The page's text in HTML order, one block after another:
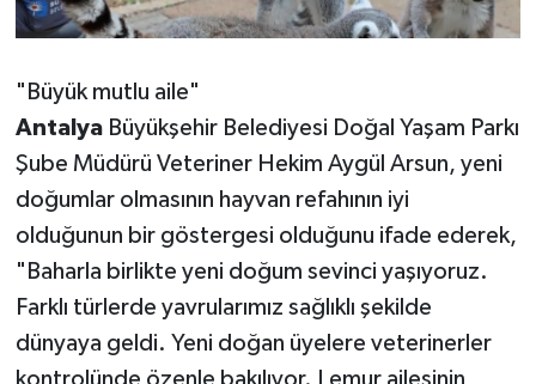
"Büyük mutlu aile"
AntalyaBüyükşehir Belediyesi Doğal Yaşam Parkı
Şube Müdürü Veteriner Hekim Aygül Arsun, yeni
doğumlar olmasının hayvan refahının iyi
olduğunun bir göstergesi olduğunu ifade ederek,
"Baharla birlikte yeni doğum sevinci yaşıyoruz.
Farklı türlerde yavrularımız sağlıklı şekilde
dünyaya geldi. Yeni doğan üyelere veterinerler
kontrolünde özenle bakılıyor. Lemur ailesinin